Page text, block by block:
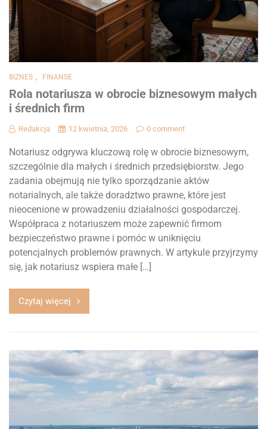
BIZNES , FINANSE
Rola notariusza w obrocie biznesowym małych
i średnich firm
Redakcja 12 kwietnia, 2026 0 comment
Notariusz odgrywa kluczową rolę w obrocie biznesowym,
szczególnie dla małych i średnich przedsiębiorstw. Jego
zadania obejmują nie tylko sporządzanie aktów
notarialnych, ale także doradztwo prawne, które jest
nieocenione w prowadzeniu działalności gospodarczej.
Współpraca z notariuszem może zapewnić firmom
bezpieczeństwo prawne i pomóc w uniknięciu
potencjalnych problemów prawnych. W artykule przyjrzymy
się, jak notariusz wspiera małe […]
Czytaj więcej